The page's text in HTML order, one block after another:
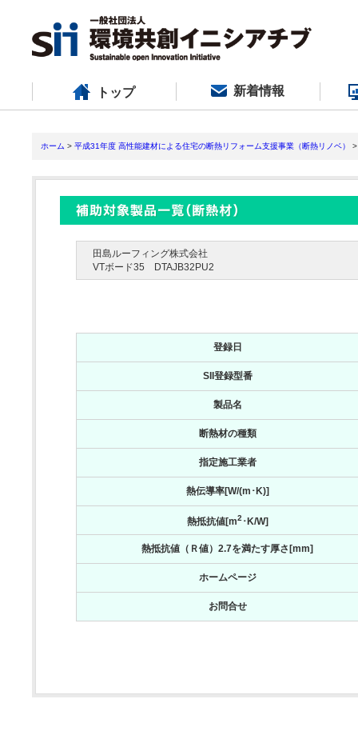
トップ 新着情報
ホーム > 平成31年度 高性能建材による住宅の断熱リフォーム支援事業（断熱リノベ）
田島ルーフィング株式会社
VTボード35 DTAJB32PU2
登録日
SII登録型番
製品名
断熱材の種類
指定施工業者
熱伝導率[W/(m･K)]
熱抵抗値[m2･K/W]
熱抵抗値（Ｒ値）2.7を満たす厚さ[mm]
ホームページ
お問合せ